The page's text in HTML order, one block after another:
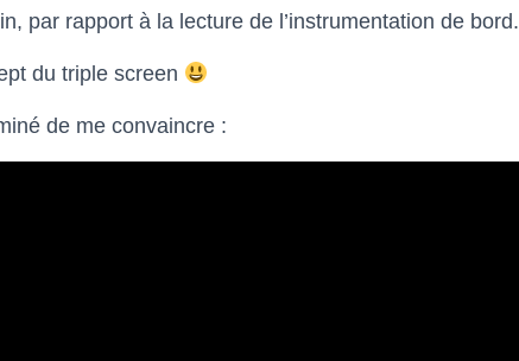
par rapport à la lecture de l’instrumentation de bord.
du triple screen
de me convaincre :